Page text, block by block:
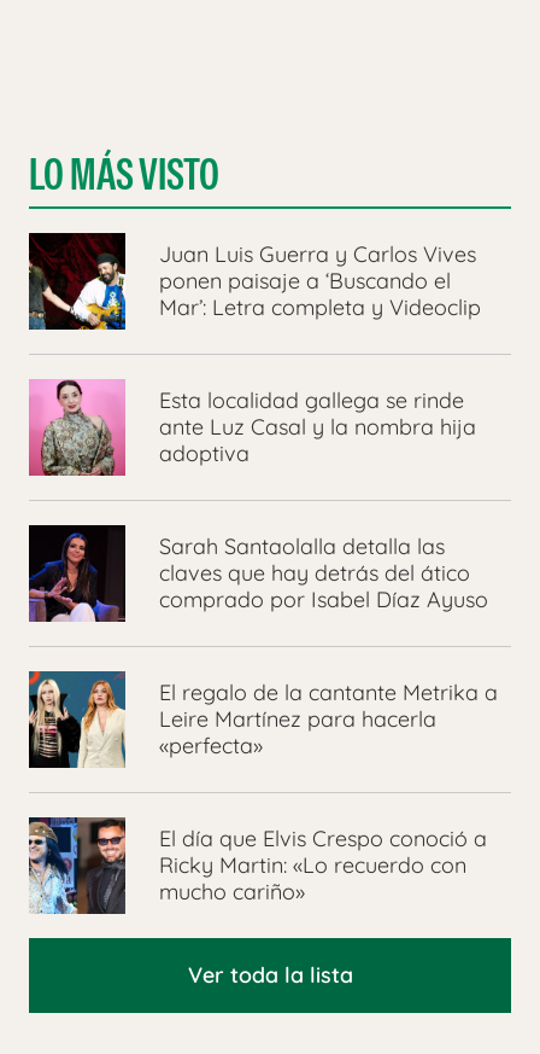
LO MÁS VISTO
Juan Luis Guerra y Carlos Vives
ponen paisaje a ‘Buscando el
Mar’: Letra completa y Videoclip
Esta localidad gallega se rinde
ante Luz Casal y la nombra hija
adoptiva
Sarah Santaolalla detalla las
claves que hay detrás del ático
comprado por Isabel Díaz Ayuso
El regalo de la cantante Metrika a
Leire Martínez para hacerla
«perfecta»
El día que Elvis Crespo conoció a
Ricky Martin: «Lo recuerdo con
mucho cariño»
Ver toda la lista